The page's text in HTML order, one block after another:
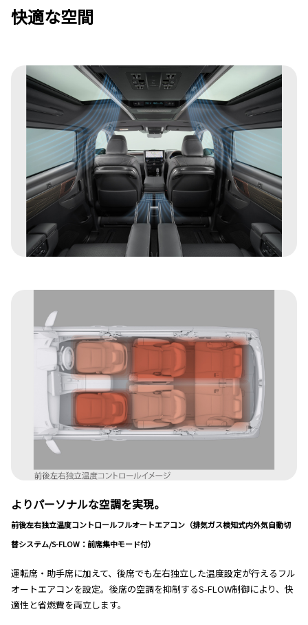
快適な空間
よりパーソナルな空調を実現。
前後左右独立温度コントロールフルオートエアコン（排気ガス検知式内外気自動切
替システム/S-FLOW：前席集中モード付）
運転席・助手席に加えて、後席でも左右独立した温度設定が行えるフル
オートエアコンを設定。後席の空調を抑制するS-FLOW制御により、快
適性と省燃費を両立します。